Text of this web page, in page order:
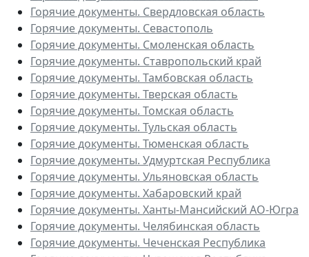
Горячие документы. Свердловская область
Горячие документы. Севастополь
Горячие документы. Смоленская область
Горячие документы. Ставропольский край
Горячие документы. Тамбовская область
Горячие документы. Тверская область
Горячие документы. Томская область
Горячие документы. Тульская область
Горячие документы. Тюменская область
Горячие документы. Удмуртская Республика
Горячие документы. Ульяновская область
Горячие документы. Хабаровский край
Горячие документы. Ханты-Мансийский АО-Югра
Горячие документы. Челябинская область
Горячие документы. Чеченская Республика